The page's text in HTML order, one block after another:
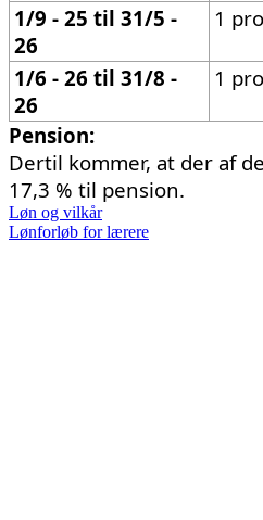
1/9 - 25 til 31/5 -
26
1
1/6 - 26 til 31/8 -
26
1
Pension:
Dertil kommer, at der af
17,3 % til pension.
Løn og vilkår
Lønforløb for lærere